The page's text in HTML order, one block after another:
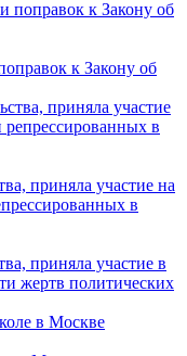
к Закону об
приняла участие на
в
приняла участие в
жертв политических